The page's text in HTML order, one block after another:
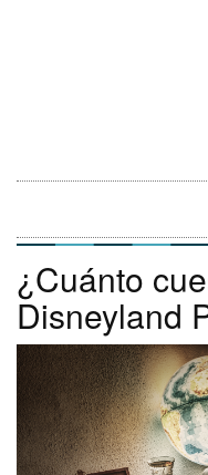
¿Cuánto
Disneyland